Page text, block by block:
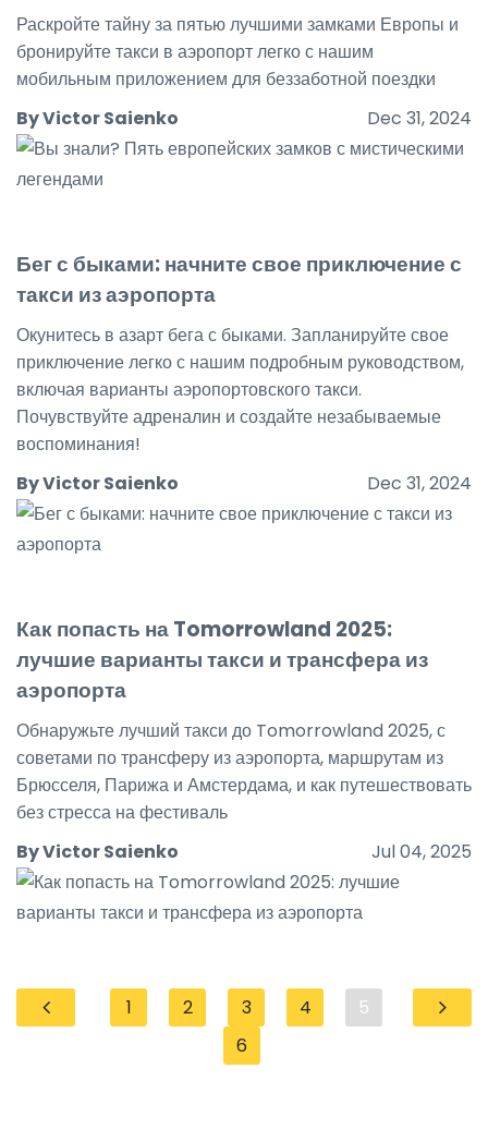
Раскройте тайну за пятью лучшими замками Европы и
бронируйте такси в аэропорт легко с нашим
мобильным приложением для беззаботной поездки
By Victor Saienko
Dec 31, 2024
Бег с быками: начните свое приключение с
такси из аэропорта
Окунитесь в азарт бега с быками. Запланируйте свое
приключение легко с нашим подробным руководством,
включая варианты аэропортовского такси.
Почувствуйте адреналин и создайте незабываемые
воспоминания!
By Victor Saienko
Dec 31, 2024
Как попасть на Tomorrowland 2025:
лучшие варианты такси и трансфера из
аэропорта
Обнаружьте лучший такси до Tomorrowland 2025, с
советами по трансферу из аэропорта, маршрутам из
Брюсселя, Парижа и Амстердама, и как путешествовать
без стресса на фестиваль
By Victor Saienko
Jul 04, 2025
1 2 3 4
5
6